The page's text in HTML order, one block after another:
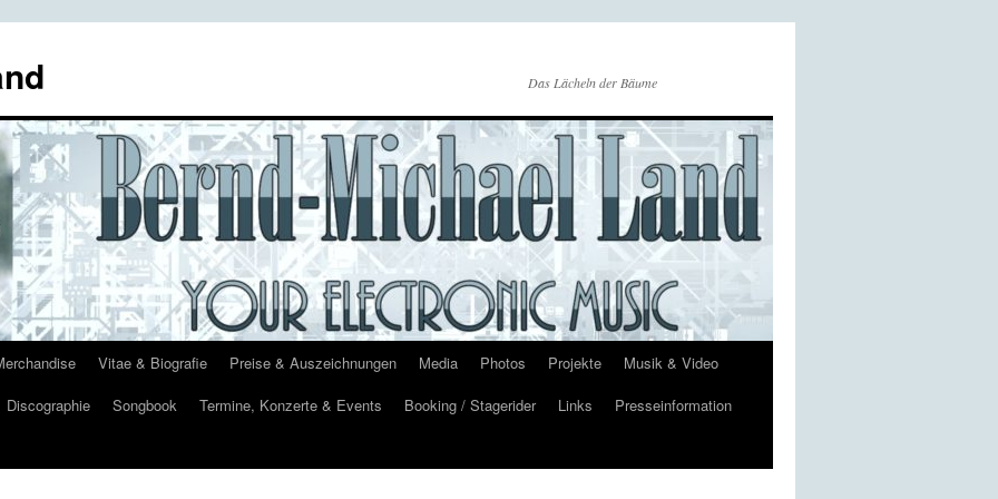
Das Lächeln der Bäume
Vitae & Biografie Preise & Auszeichnungen Media Photos Projekte
Musik & Video
Discographie Songbook Termine, Konzerte & Events Booking / Stagerider Links
Presseinformation